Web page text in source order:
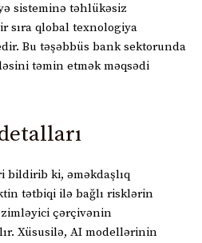
sisteminə təhlükəsiz
sıra qlobal texnologiya
Bu təşəbbüs bank sektorunda
təmin etmək məqsədi
bildirib ki, əməkdaşlıq
tətbiqi ilə bağlı risklərin
çərçivənin
Xüsusilə, AI modellərinin